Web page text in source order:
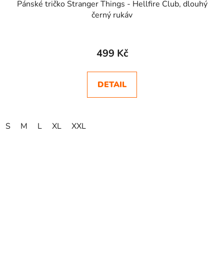
Pánské tričko Stranger Things - Hellfire Club, dlouhý
černý rukáv
hodnocení
je
5,0
499 Kč
DETAIL
S M L XL XXL